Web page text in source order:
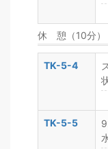
休 憩（10分）
TK-5-4
TK-5-5